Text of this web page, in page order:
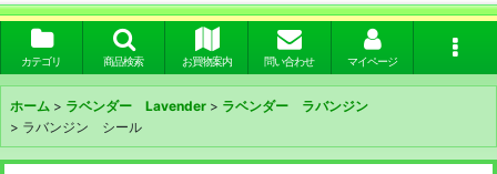
カテゴリ 商品検索 お買物案内 問い合わせ マイページ
ホーム > ラベンダー Lavender > ラベンダー ラバンジン
> ラバンジン シール